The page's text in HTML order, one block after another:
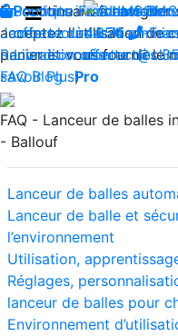
En continuant à naviguer
acceptez l'utilisation de
panier et vous fournir le
savoir Plus)
Produits innovants de
offerte dès 35€ en
Livraison offerte dès
Contactez-
44 74
-
Boutique Fraîcheur
Jambes lourdes
Reconditionnés
FAQ Blog Pro
FAQ - Lanceur de balles
- Ballouf
Lanceur de balles
Lanceur de balle et
l’environnement
Utilisation,
Réglages,
lanceur de balles pour
Environnement